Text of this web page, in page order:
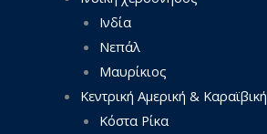
Ινδία
Νεπάλ
Μαυρίκιος
Κεντρική Αμερική & Καραϊβική
Κόστα Ρίκα